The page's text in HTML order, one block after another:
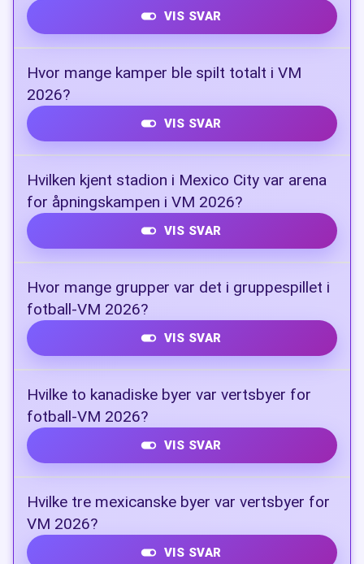
VIS SVAR
Hvor mange kamper ble spilt totalt i VM
2026?
VIS SVAR
Hvilken kjent stadion i Mexico City var arena
for åpningskampen i VM 2026?
VIS SVAR
Hvor mange grupper var det i gruppespillet i
fotball-VM 2026?
VIS SVAR
Hvilke to kanadiske byer var vertsbyer for
fotball-VM 2026?
VIS SVAR
Hvilke tre mexicanske byer var vertsbyer for
VM 2026?
VIS SVAR